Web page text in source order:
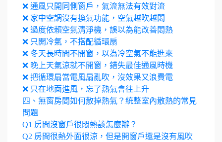
❌ 通風只開同側窗戶，氣流無法有效對流
❌ 家中空調沒有換氣功能，空氣越吹越悶
❌ 過度依賴空氣清淨機，誤以為能改善悶熱
❌ 只開冷氣，不搭配循環扇
❌ 冬天長時間不開窗，以為冷空氣不能進來
❌ 晚上天氣涼就不開窗，錯失最佳通風時機
❌ 把循環扇當電風扇亂吹，沒效果又浪費電
❌ 只在地面進風，忘了熱氣會往上升
四、無窗房間如何散掉熱氣？統整室內散熱的常見
問題
Q1 房間沒窗戶很悶熱該怎麼辦？
Q2 房間很熱外面很涼，但是開窗戶還是沒有風吹